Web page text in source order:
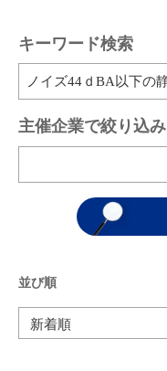
キーワード検索
主催企業で絞り込み
並び順